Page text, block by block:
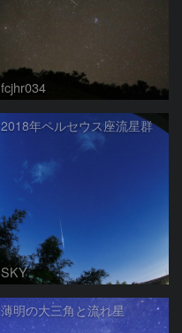
fcjhr034
2018年ペルセウス座流星群
SKY
薄明の大三角と流れ星